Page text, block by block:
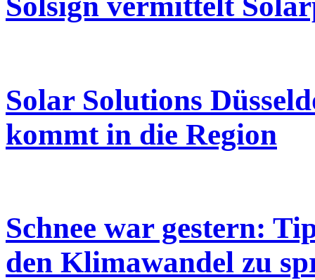
Solar Solutions
kommt in die Region
Schnee war gestern:
den Klimawandel zu